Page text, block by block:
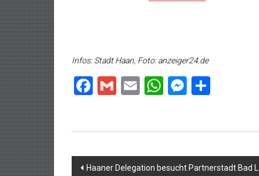
Infos: Stadt Haan, Foto: anzeiger24.de
Facebook
GmailEmailWhatsApp
Beitragsnavigation
Haaner Delegation besucht Partnerstadt Bad